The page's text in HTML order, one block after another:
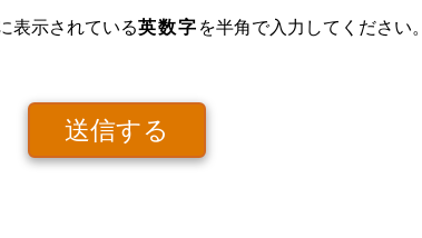
表示されている英数字 を半角で入力してください。
送信する